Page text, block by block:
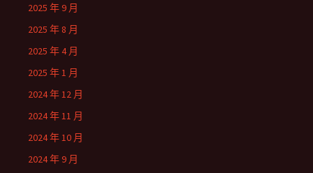
2025 年 9 月
2025 年 8 月
2025 年 4 月
2025 年 1 月
2024 年 12 月
2024 年 11 月
2024 年 10 月
2024 年 9 月